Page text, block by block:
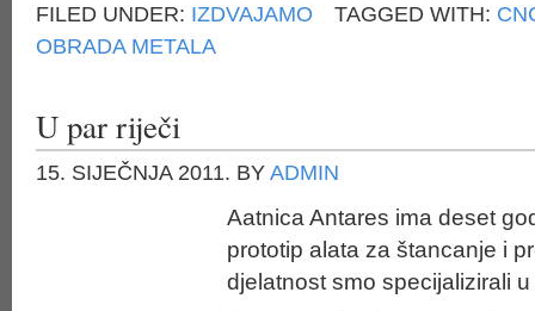
FILED UNDER: IZDVAJAMO TAGGED WITH:
OBRADA METALA
U par riječi
15. SIJEČNJA 2011. BY ADMIN
Aatnica Antares ima deset
prototip alata za štancanje i
djelatnost smo specijalizirali